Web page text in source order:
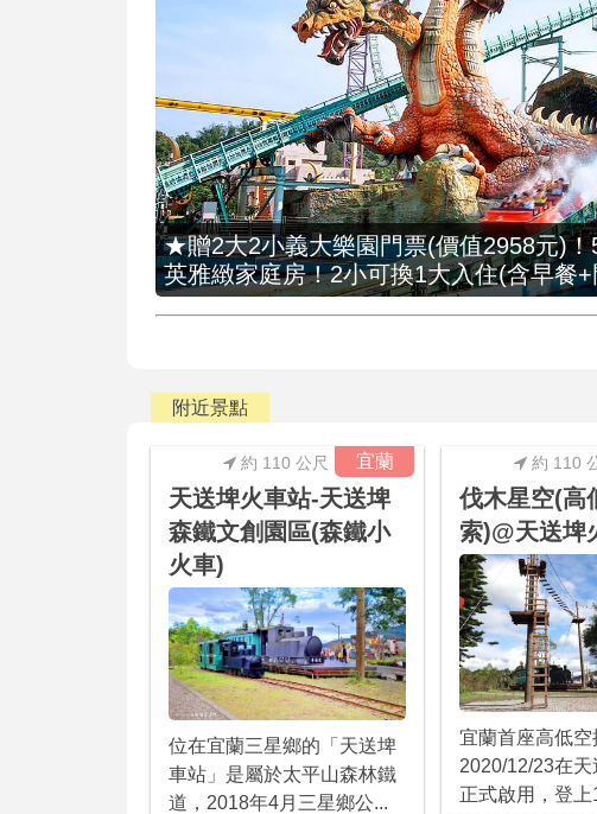
★贈2大2小義大樂園門票(價值2958元)
英雅緻家庭房！2小可換1大入住(含早餐+
附近景點
宜蘭
約 110 公尺
天送埤火車站-天送埤
森鐵文創園區(森鐵小
火車)
位在宜蘭三星鄉的「天送埤
車站」是屬於太平山森林鐵
道，2018年4月三星鄉公...
約 110
伐木星空(高
索)@天送埤
宜蘭首座高低空
2020/12/23在
正式啟用，登上